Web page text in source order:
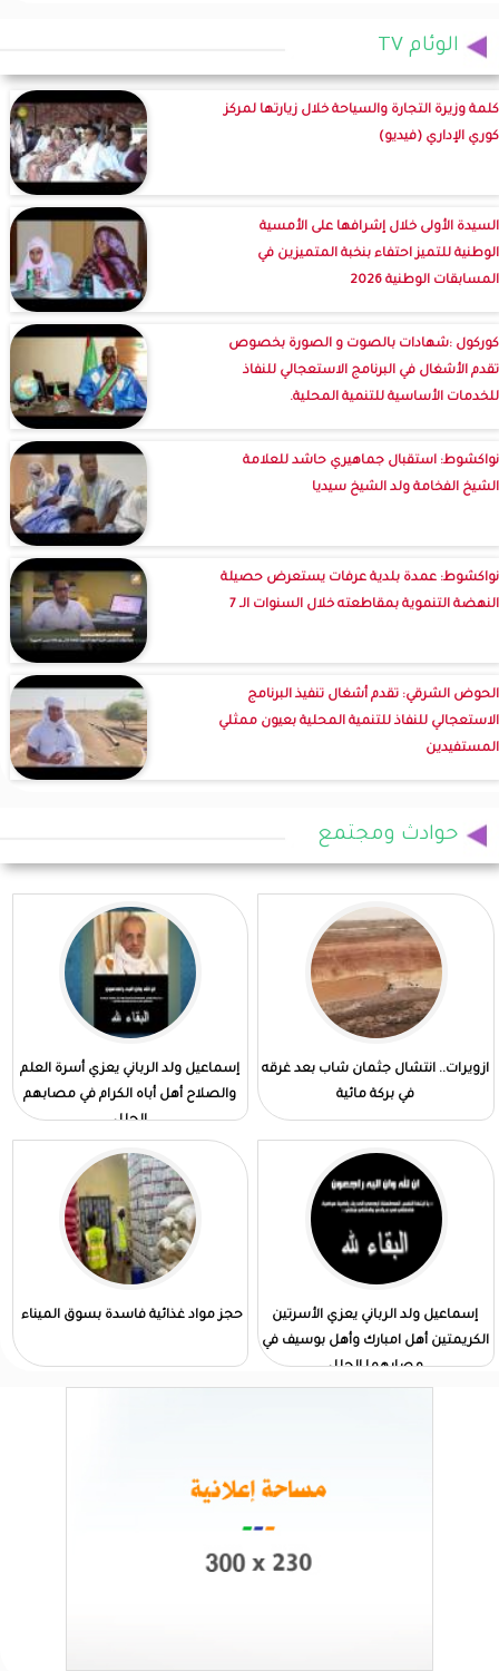
الوئام TV
كلمة وزيرة التجارة والسياحة خلال زيارتها لمركز
كوري الإداري (فيديو)
السيدة الأولى خلال إشرافها على الأمسية
الوطنية للتميز احتفاء بنخبة المتميزين في
المسابقات الوطنية 2026
كوركول :شهادات بالصوت و الصورة بخصوص
تقدم الأشغال في البرنامج الاستعجالي للنفاذ
للخدمات الأساسية للتنمية المحلية.
نواكشوط: استقبال جماهيري حاشد للعلامة
الشيخ الفخامة ولد الشيخ سيديا
نواكشوط: عمدة بلدية عرفات يستعرض حصيلة
النهضة التنموية بمقاطعته خلال السنوات الـ 7
الحوض الشرقي: تقدم أشغال تنفيذ البرنامج
الاستعجالي للنفاذ للتنمية المحلية بعيون ممثلي
المستفيدين
حوادث ومجتمع
ازويرات.. انتشال جثمان شاب بعد غرقه
في بركة مائية
إسماعيل ولد الرباني يعزي أسرة العلم
والصلاح أهل أباه الكرام في مصابهم
الجلل
إسماعيل ولد الرباني يعزي الأسرتين
الكريمتين أهل امبارك وأهل بوسيف في
مصابهما الجلل
حجز مواد غذائية فاسدة بسوق الميناء